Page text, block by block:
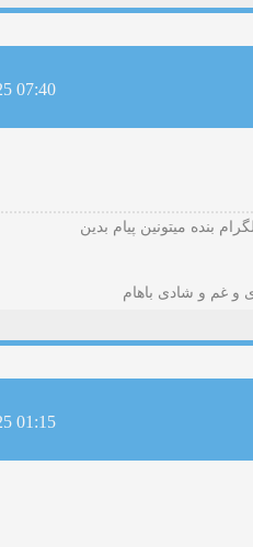
07:40
بنده میتونین پیام بدین
و غم و شادی باهام
01:15